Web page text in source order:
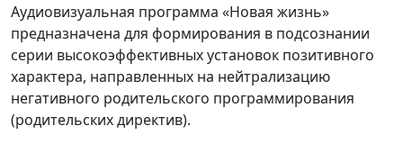
Аудиовизуальная программа «Новая жизнь»
предназначена для формирования в подсознании
серии высокоэффективных установок позитивного
характера, направленных на нейтрализацию
негативного родительского программирования
(родительских директив).